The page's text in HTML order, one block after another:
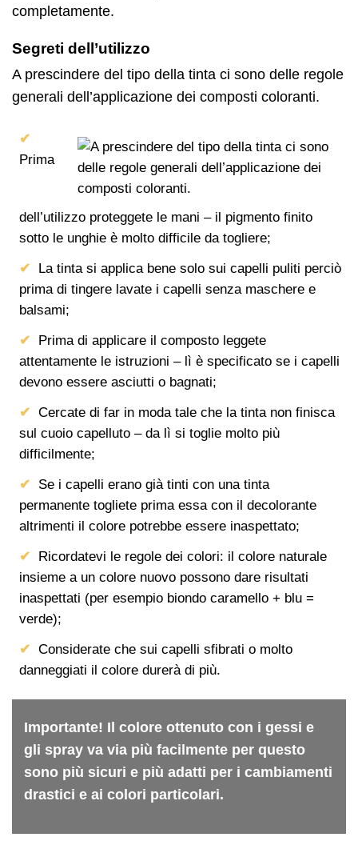
completamente.
Segreti dell’utilizzo
A prescindere del tipo della tinta ci sono delle regole
generali dell’applicazione dei composti coloranti.
Prima
dell’utilizzo proteggete le mani – il pigmento finito
sotto le unghie è molto difficile da togliere;
La tinta si applica bene solo sui capelli puliti perciò
prima di tingere lavate i capelli senza maschere e
balsami;
Prima di applicare il composto leggete
attentamente le istruzioni – lì è specificato se i capelli
devono essere asciutti o bagnati;
Cercate di far in moda tale che la tinta non finisca
sul cuoio capelluto – da lì si toglie molto più
difficilmente;
Se i capelli erano già tinti con una tinta
permanente togliete prima essa con il decolorante
altrimenti il colore potrebbe essere inaspettato;
Ricordatevi le regole dei colori: il colore naturale
insieme a un colore nuovo possono dare risultati
inaspettati (per esempio biondo caramello + blu =
verde);
Considerate che sui capelli sfibrati o molto
danneggiati il colore durerà di più.
Importante! Il colore ottenuto con i gessi e
gli spray va via più facilmente per questo
sono più sicuri e più adatti per i cambiamenti
drastici e ai colori particolari.